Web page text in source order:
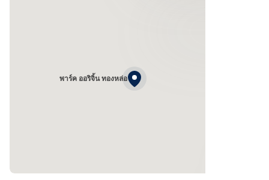
พาร์ค ออริจิ้น ทองหล่อ